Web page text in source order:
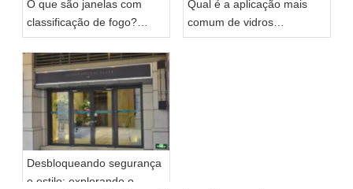
etc.
Após 20 anos de desenvolvimento constante, a
indústria e obteve o reconhecimento nacional com a sua
tecnologia avançada, investigação e desenvolvimento
profissional, produção moderna e qualidade superior. Ao
mesmo tempo, também adquiriu vários prêmios
nacionais, como 'nova empresa de alta tecnologia','As 10
maiores empresas de vidro corta-fogo da China' e
participou da revisão do padrão nacional chinês